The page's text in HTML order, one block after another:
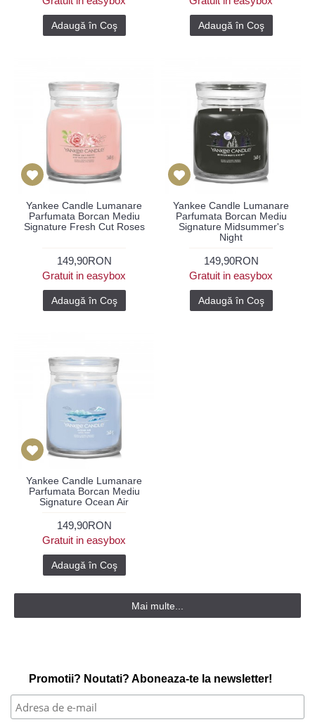
Adaugă în Coş Adaugă în Coş
Yankee Candle Lumanare
Parfumata Borcan Mediu
Signature Fresh Cut Roses
149,90RON
Gratuit in easybox
Adaugă în Coş
Yankee Candle Lumanare
Parfumata Borcan Mediu
Signature Midsummer's
Night
149,90RON
Gratuit in easybox
Adaugă în Coş
Yankee Candle Lumanare
Parfumata Borcan Mediu
Signature Ocean Air
149,90RON
Gratuit in easybox
Adaugă în Coş
Mai multe...
Promotii? Noutati? Aboneaza-te la newsletter!